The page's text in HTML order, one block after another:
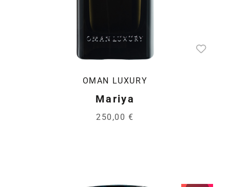
OMAN LUXURY
Mariya
250,00 €